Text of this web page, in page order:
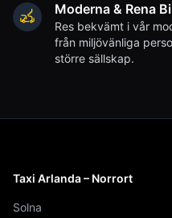
Moderna & Rena
Res bekvämt i vår
från miljövänliga
större sällskap.
Taxi Arlanda – Norrort
Solna